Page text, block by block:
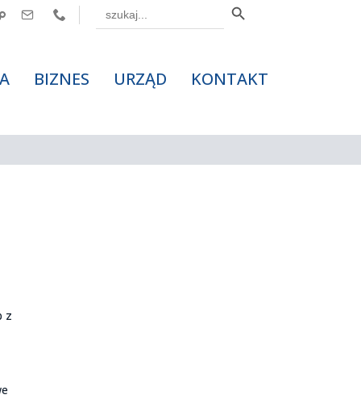
  for:
BIZNES URZĄD KONTAKT
z